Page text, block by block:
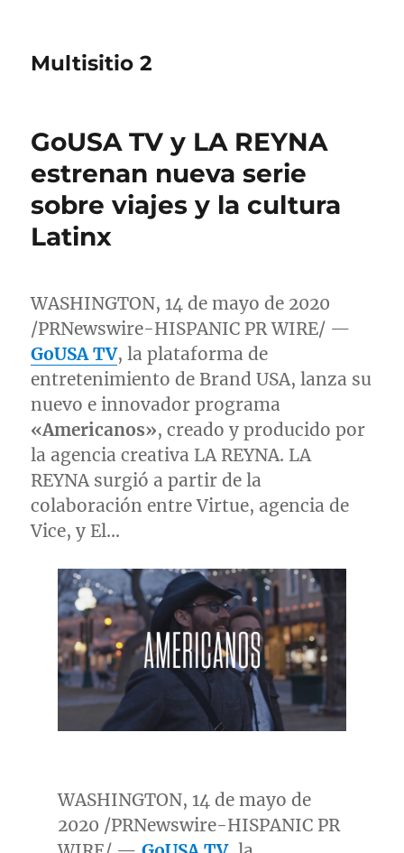
Multisitio 2
GoUSA TV y LA REYNA
estrenan nueva serie
sobre viajes y la cultura
Latinx
WASHINGTON, 14 de mayo de 2020
/PRNewswire-HISPANIC PR WIRE/ —
GoUSA TV, la plataforma de
entretenimiento de BrandUSA, lanza su
nuevo e innovador programa
«Americanos», creado y producido por
la agencia creativa LA REYNA. LA
REYNA surgió a partir de la
colaboración entre Virtue, agencia de
Vice, y El…
WASHINGTON, 14 de mayo de
2020 /PRNewswire-HISPANIC PR